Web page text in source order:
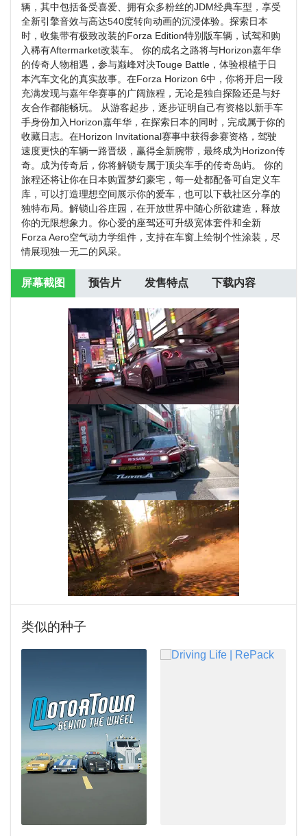
辆，其中包括备受喜爱、拥有众多粉丝的JDM经典车型，享受
全新引擎音效与高达540度转向动画的沉浸体验。探索日本
时，收集带有极致改装的Forza Edition特别版车辆，试驾和购
入稀有Aftermarket改装车。 你的成名之路将与Horizon嘉年华
的传奇人物相遇，参与巅峰对决Touge Battle，体验根植于日
本汽车文化的真实故事。在Forza Horizon 6中，你将开启一段
充满发现与嘉年华赛事的广阔旅程，无论是独自探险还是与好
友合作都能畅玩。 从游客起步，逐步证明自己有资格以新手车
手身份加入Horizon嘉年华，在探索日本的同时，完成属于你的
收藏日志。在Horizon Invitational赛事中获得参赛资格，驾驶
速度更快的车辆一路晋级，赢得全新腕带，最终成为Horizon传
奇。成为传奇后，你将解锁专属于顶尖车手的传奇岛屿。 你的
旅程还将让你在日本购置梦幻豪宅，每一处都配备可自定义车
库，可以打造理想空间展示你的爱车，也可以下载社区分享的
独特布局。解锁山谷庄园，在开放世界中随心所欲建造，释放
你的无限想象力。你心爱的座驾还可升级宽体套件和全新
Forza Aero空气动力学组件，支持在车窗上绘制个性涂装，尽
情展现独一无二的风采。
屏幕截图 预告片 发售特点 下载内容
类似的种子